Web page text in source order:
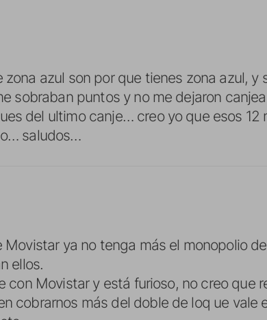
azul son por que tienes zona azul, y
sobraban puntos y no me dejaron
del ultimo canje… creo yo que esos
saludos…
ya no tenga más el monopolio
ellos.
con Movistar y está furioso, no creo que
cobrarnos más del doble de loq ue vale